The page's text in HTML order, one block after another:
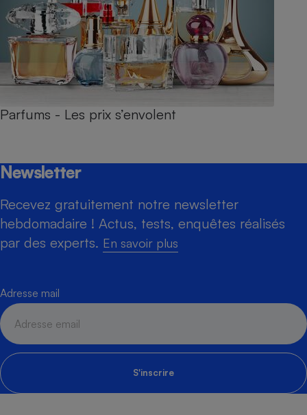
Parfums - Les prix s’envolent
Newsletter
Recevez gratuitement notre newsletter
hebdomadaire ! Actus, tests, enquêtes réalisés
par des experts. En savoir plus
Adresse mail
S'inscrire